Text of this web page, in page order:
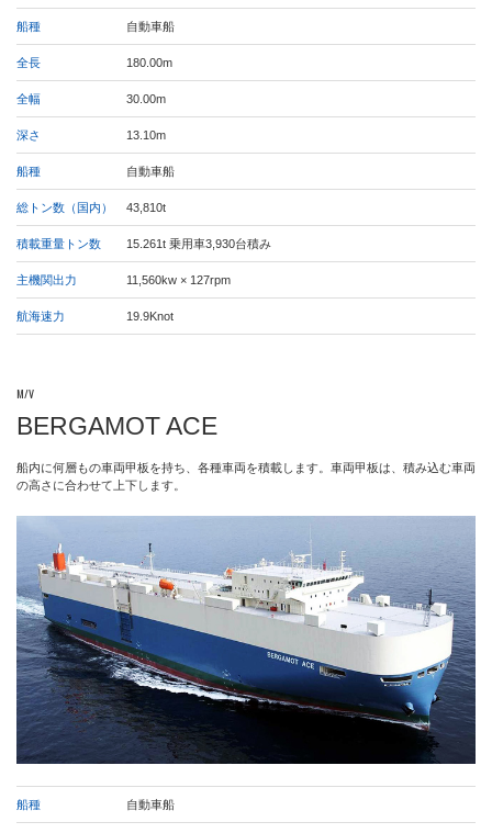
船種 自動車船
全長 180.00m
全幅 30.00m
深さ 13.10m
船種 自動車船
総トン数（国内） 43,810t
積載重量トン数 15.261t 乗用車3,930台積み
主機関出力 11,560kw × 127rpm
航海速力 19.9Knot
M/V
BERGAMOT ACE
船内に何層もの車両甲板を持ち、各種車両を積載します。車両甲板は、積み込む車両
の高さに合わせて上下します。
船種 自動車船